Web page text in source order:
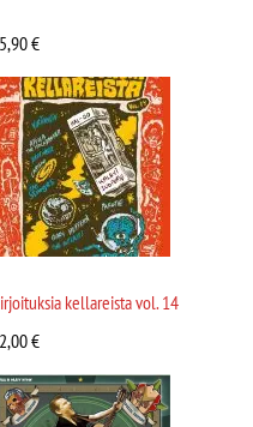
€
kellareista vol. 14
€